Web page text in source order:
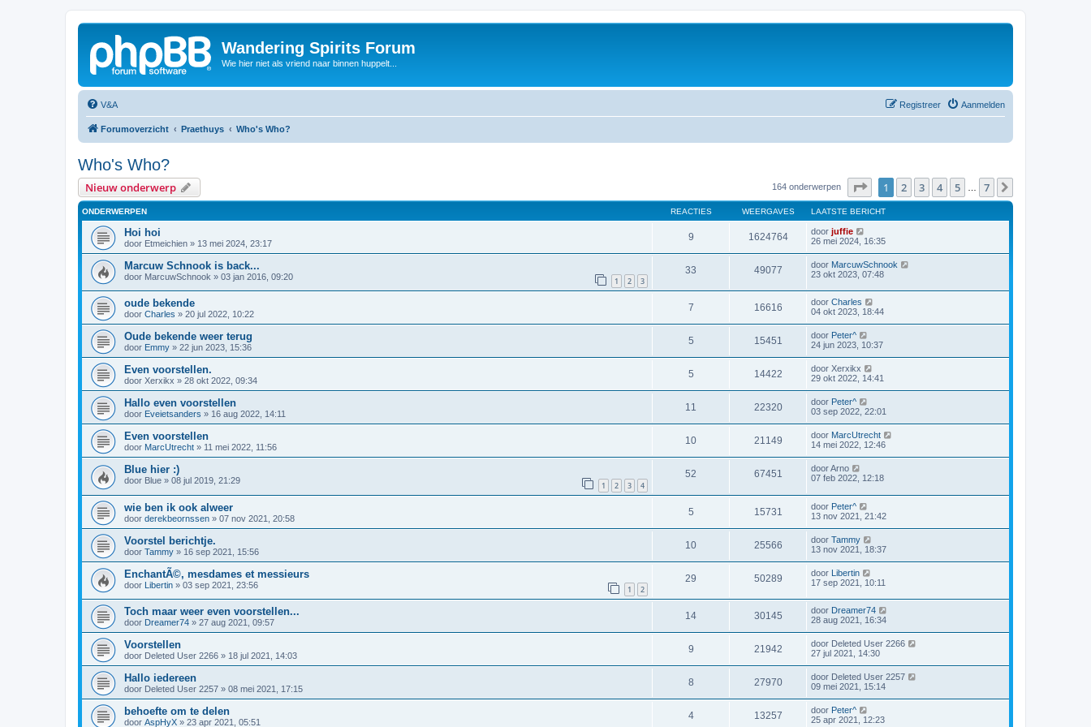
Wandering Spirits Forum
Wie hier niet als vriend naar binnen huppelt...
V&A Aanmelden
Registreer
Forumoverzicht Praethuys Who's Who?
Who's Who?
Nieuw onderwerp 164 onderwerpen Pagina1 van 7
1 2 3 4 5 7
ONDERWERPEN REACTIES WEERGAVES LAATSTE BERICHT
Hoi hoi
door Etmeichien » 13 mei 2024, 23:17
9 1624764 door juffie
26 mei 2024, 16:35
Marcuw Schnook is back...
door MarcuwSchnook » 03 jan 2016, 09:20 1 2 3
33 49077 door MarcuwSchnook
23 okt 2023, 07:48
oude bekende
door Charles » 20 jul 2022, 10:22
7 16616 door Charles
04 okt 2023, 18:44
Oude bekende weer terug
door Emmy » 22 jun 2023, 15:36
5 15451 door Peter^
24 jun 2023, 10:37
Even voorstellen.
door Xerxikx » 28 okt 2022, 09:34
5 14422 door Xerxikx
29 okt 2022, 14:41
Hallo even voorstellen
door Eveietsanders » 16 aug 2022, 14:11
11 22320 door Peter^
03 sep 2022, 22:01
Even voorstellen
door MarcUtrecht » 11 mei 2022, 11:56
10 21149 door MarcUtrecht
14 mei 2022, 12:46
Blue hier :)
door Blue » 08 jul 2019, 21:29 1 2 3 4
52 67451 doorArno
07 feb 2022, 12:18
wie ben ik ook alweer
door derekbeornssen » 07 nov 2021, 20:58
5 15731 door Peter^
13 nov 2021, 21:42
Voorstel berichtje.
door Tammy » 16 sep 2021, 15:56
10 25566 door Tammy
13 nov 2021, 18:37
EnchantÃ©, mesdames et messieurs
door Libertin » 03 sep 2021, 23:56 1 2
29 50289 door Libertin
17 sep 2021, 10:11
Toch maar weer even voorstellen...
door Dreamer74 » 27 aug 2021, 09:57
14 30145 door Dreamer74
28 aug 2021, 16:34
Voorstellen
door Deleted User 2266 » 18 jul 2021, 14:03
9 21942 door Deleted User 2266
27 jul 2021, 14:30
Hallo iedereen
door Deleted User 2257 » 08 mei 2021, 17:15
8 27970 door Deleted User 2257
09 mei 2021, 15:14
behoefte om te delen
door AspHyX » 23 apr 2021, 05:51
4 13257 door Peter^
25 apr 2021, 12:23